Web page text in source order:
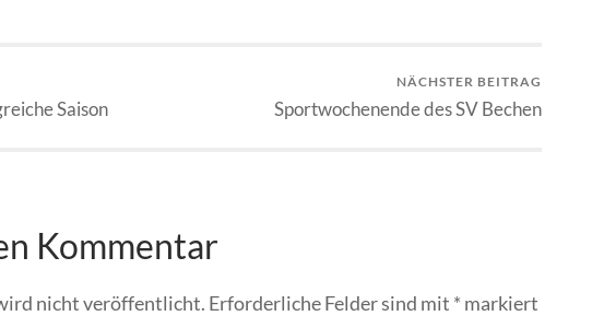
Saison
NÄCHSTER BEITRAG
Sportwochenende des SV Bechen
Kommentar
nicht veröffentlicht. Erforderliche Felder sind mit * markiert